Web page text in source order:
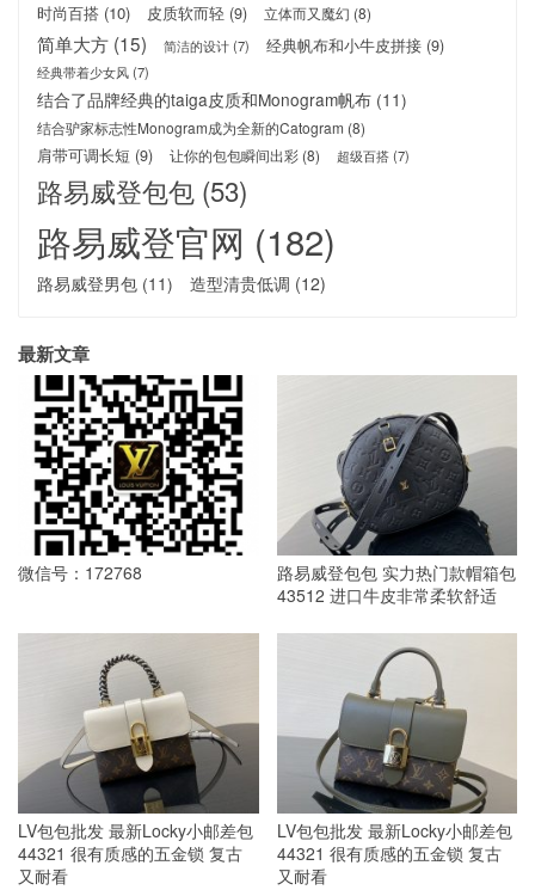
时尚百搭 (10) 皮质软而轻 (9) 立体而又魔幻 (8)
简单大方 (15) 简洁的设计(7) 经典帆布和小牛皮拼接 (9)
经典带着少女风(7)
结合了品牌经典的taiga皮质和Monogram帆布 (11)
结合驴家标志性Monogram成为全新的Catogram (8)
肩带可调长短 (9) 让你的包包瞬间出彩 (8) 超级百搭(7)
路易威登包包 (53)
路易威登官网 (182)
路易威登男包 (11) 造型清贵低调 (12)
最新文章
微信号：172768
路易威登包包 实力热门款帽箱包
43512 进口牛皮非常柔软舒适
LV包包批发 最新Locky小邮差包
44321 很有质感的五金锁 复古
又耐看
LV包包批发 最新Locky小邮差包
44321 很有质感的五金锁 复古
又耐看